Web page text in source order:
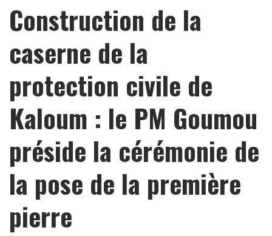
Construction de la
caserne de la
protection civile de
Kaloum : le PM Goumou
préside la cérémonie de
la pose de la première
pierre